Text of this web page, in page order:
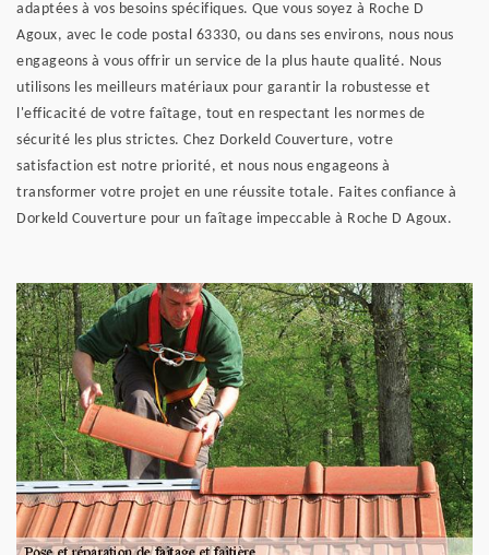
adaptées à vos besoins spécifiques. Que vous soyez à Roche D
Agoux, avec le code postal 63330, ou dans ses environs, nous nous
engageons à vous offrir un service de la plus haute qualité. Nous
utilisons les meilleurs matériaux pour garantir la robustesse et
l'efficacité de votre faîtage, tout en respectant les normes de
sécurité les plus strictes. Chez Dorkeld Couverture, votre
satisfaction est notre priorité, et nous nous engageons à
transformer votre projet en une réussite totale. Faites confiance à
Dorkeld Couverture pour un faîtage impeccable à Roche D Agoux.